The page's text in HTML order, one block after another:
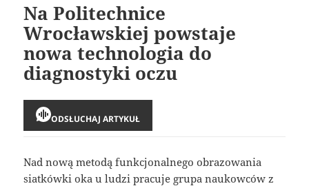
Na Politechnice
Wrocławskiej powstaje
nowa technologia do
diagnostyki oczu
ODSŁUCHAJ ARTYKUŁ
Nad nową metodą funkcjonalnego obrazowania
siatkówki oka u ludzi pracuje grupa naukowców z